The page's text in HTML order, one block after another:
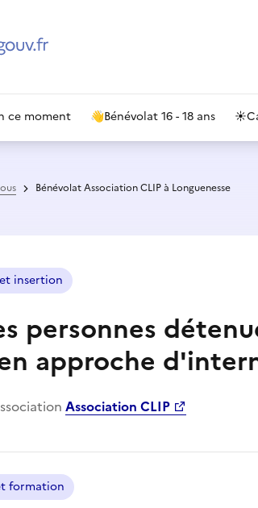
ce moment 👋Bénévolat 16 - 18 ans ☀️
Bénévolat Association CLIP à Longuenesse
insertion
personnes
approche
Association CLIP
formation